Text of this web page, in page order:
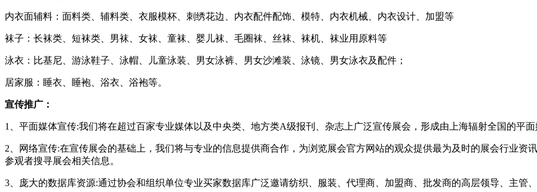
内衣面辅料：面料类、辅料类、衣服模杯、刺绣花边、内衣配件配饰、模特、内衣机械、内衣设计、加盟等
袜子：长袜类、短袜类、男袜、女袜、童袜、婴儿袜、毛圈袜、丝袜、袜机、袜业用原料等
泳衣：比基尼、游泳鞋子、泳帽、儿童泳装、男女泳裤、男女沙滩装、泳镜、男女泳衣及配件；
居家服：睡衣、睡袍、浴衣、浴袍等。
宣传推广：
1、平面媒体宣传:我们将在超过百家专业媒体以及中央类、地方类A级报刊、杂志上广泛宣传展会，形成由上海辐射全国的平面
2、网络宣传:在宣传展会的基础上，我们将与专业的信息提供商合作，为浏览展会官方网站的观众提供最为及时的展会行业资
参观者搜寻展会相关信息。
3、庞大的数据库资源:通过协会和组织单位专业买家数据库广泛邀请纺织、服装、代理商、加盟商、批发商的高层领导、主管